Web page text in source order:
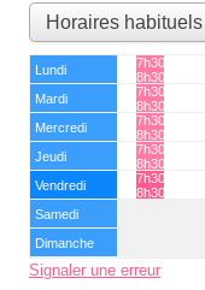
Lundi
7h30 -
8h30
Mardi
7h30 -
8h30
Mercredi
7h30 -
8h30
Jeudi
7h30 -
8h30
Vendredi
7h30 -
8h30
Samedi
Dimanche
Signaler une erreur